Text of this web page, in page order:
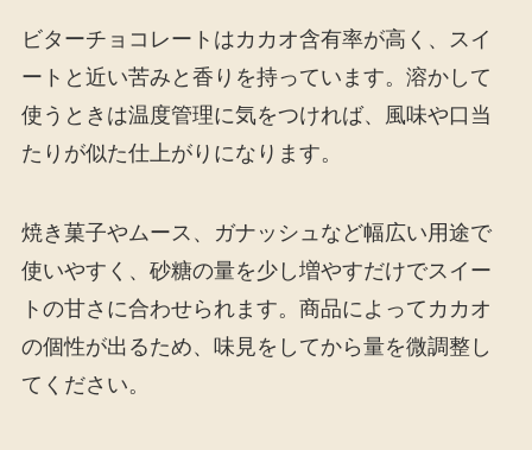
ビターチョコレートはカカオ含有率が高く、スイ
ートと近い苦みと香りを持っています。溶かして
使うときは温度管理に気をつければ、風味や口当
たりが似た仕上がりになります。
焼き菓子やムース、ガナッシュなど幅広い用途で
使いやすく、砂糖の量を少し増やすだけでスイー
トの甘さに合わせられます。商品によってカカオ
の個性が出るため、味見をしてから量を微調整し
てください。